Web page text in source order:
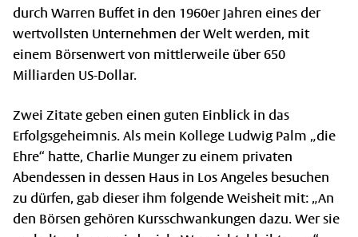
durch Warren Buffet in den 1960er Jahren eines der
wertvollsten Unternehmen der Welt werden, mit
einem Börsenwert von mittlerweile über 650
Milliarden US-Dollar.
Zwei Zitate geben einen guten Einblick in das
Erfolgsgeheimnis. Als mein Kollege Ludwig Palm „die
Ehre“ hatte, Charlie Munger zu einem privaten
Abendessen in dessen Haus in Los Angeles besuchen
zu dürfen, gab dieser ihm folgende Weisheit mit: „An
den Börsen gehören Kursschwankungen dazu. Wer sie